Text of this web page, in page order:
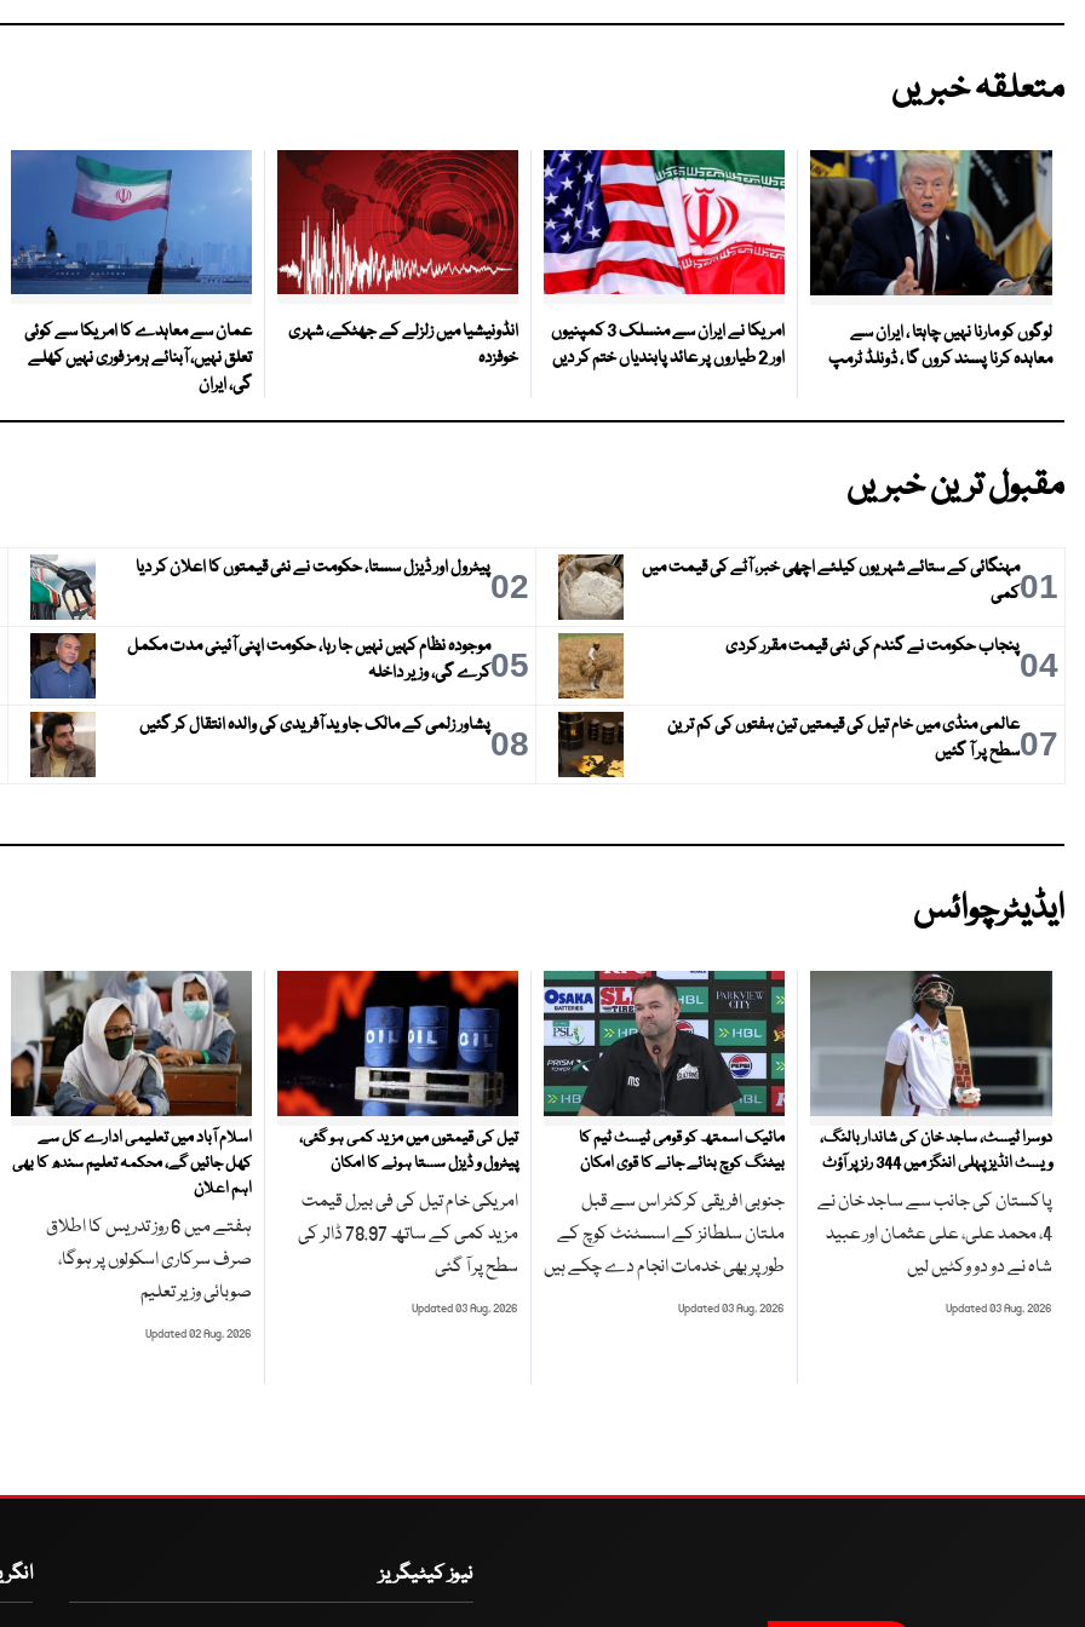
متعلقہ خبریں
لوگوں کو مارنا نہیں چاہتا ، ایران سے
معاہدہ کرنا پسند کروں گا ، ڈونلڈ ٹرمپ
امریکا نے ایران سے منسلک 3 کمپنیوں
اور 2 طیاروں پر عائد پابندیاں ختم کر دیں
انڈونیشیا میں زلزلے کے جھٹکے، شہری
خوفزدہ
عمان سے معاہدے کا امریکا سے کوئی
تعلق نہیں، آبنائے ہرمز فوری نہیں کھلے
گی، ایران
مقبول ترین خبریں
01مہنگائی کے ستائے شہریوں کیلئے اچھی خبر، آٹے کی قیمت میں
کمی
02پیٹرول اور ڈیزل سستا، حکومت نے نئی قیمتوں کا اعلان کر دیا
04پنجاب حکومت نے گندم کی نئی قیمت مقرر کردی 05موجودہ نظام کہیں نہیں جا رہا، حکومت اپنی آئینی مدت مکمل
کرے گی، وزیر داخلہ
07عالمی منڈی میں خام تیل کی قیمتیں تین ہفتوں کی کم ترین
سطح پر آ گئیں
08پشاور زلمی کے مالک جاوید آفریدی کی والدہ انتقال کر گئیں
ایڈیٹرچوائس
دوسرا ٹیسٹ، ساجد خان کی شاندار بالنگ،
ویسٹ انڈیز پہلی اننگز میں 344 رنز پر آؤٹ
پاکستان کی جانب سے ساجد خان نے
4، محمد علی، علی عثمان اور عبید
شاہ نے دو دو وکٹیں لیں
Updated 03 Aug, 2026
مائیک اسمتھ کو قومی ٹیسٹ ٹیم کا
بیٹنگ کوچ بنائے جانے کا قوی امکان
جنوبی افریقی کرکٹر اس سے قبل
ملتان سلطانز کے اسسٹنٹ کوچ کے
طور پر بھی خدمات انجام دے چکے ہیں
Updated 03 Aug, 2026
تیل کی قیمتوں میں مزید کمی ہو گئی،
پیٹرول و ڈیزل سستا ہونے کا امکان
امریکی خام تیل کی فی بیرل قیمت
مزید کمی کے ساتھ 78.97 ڈالر کی
سطح پر آ گئی
Updated 03 Aug, 2026
اسلام آباد میں تعلیمی ادارے کل سے
کھل جائیں گے، محکمہ تعلیم سندھ کا بھی
اہم اعلان
ہفتے میں 6 روز تدریس کا اطلاق
صرف سرکاری اسکولوں پر ہوگا،
صوبائی وزیر تعلیم
Updated 02 Aug, 2026
نیوز کیٹیگریز